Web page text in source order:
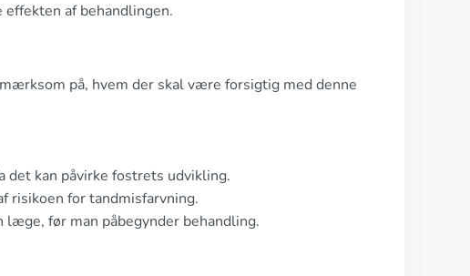
af behandlingen.
på, hvem der skal være forsigtig med denne
det kan påvirke fostrets udvikling.
risikoen for tandmisfarvning.
før man påbegynder behandling.